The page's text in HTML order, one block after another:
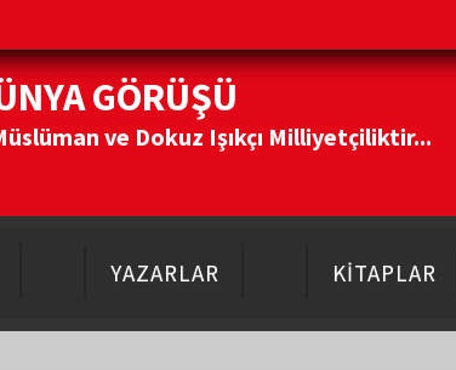
GÖRÜŞÜ
ve Dokuz Işıkçı Milliyetçiliktir...
YAZARLAR KİTAPLAR